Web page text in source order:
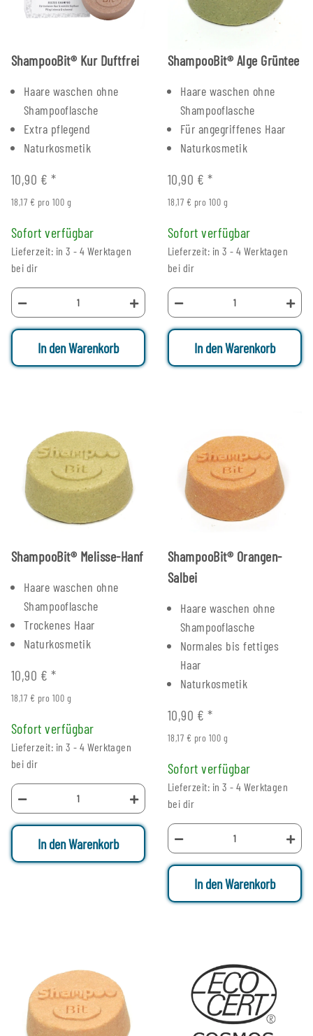
ShampooBit® Kur Duftfrei
Haare waschen ohne
Shampooflasche
Extra pflegend
Naturkosmetik
10,90 € *
18,17 € pro 100 g
Sofort verfügbar
Lieferzeit: in 3 - 4 Werktagen
bei dir
In den Warenkorb
ShampooBit® Alge Grüntee
Haare waschen ohne
Shampooflasche
Für angegriffenes Haar
Naturkosmetik
10,90 € *
18,17 € pro 100 g
Sofort verfügbar
Lieferzeit: in 3 - 4 Werktagen
bei dir
In den Warenkorb
ShampooBit® Melisse-Hanf
Haare waschen ohne
Shampooflasche
Trockenes Haar
Naturkosmetik
10,90 € *
18,17 € pro 100 g
Sofort verfügbar
Lieferzeit: in 3 - 4 Werktagen
bei dir
In den Warenkorb
ShampooBit® Orangen-
Salbei
Haare waschen ohne
Shampooflasche
Normales bis fettiges
Haar
Naturkosmetik
10,90 € *
18,17 € pro 100 g
Sofort verfügbar
Lieferzeit: in 3 - 4 Werktagen
bei dir
In den Warenkorb